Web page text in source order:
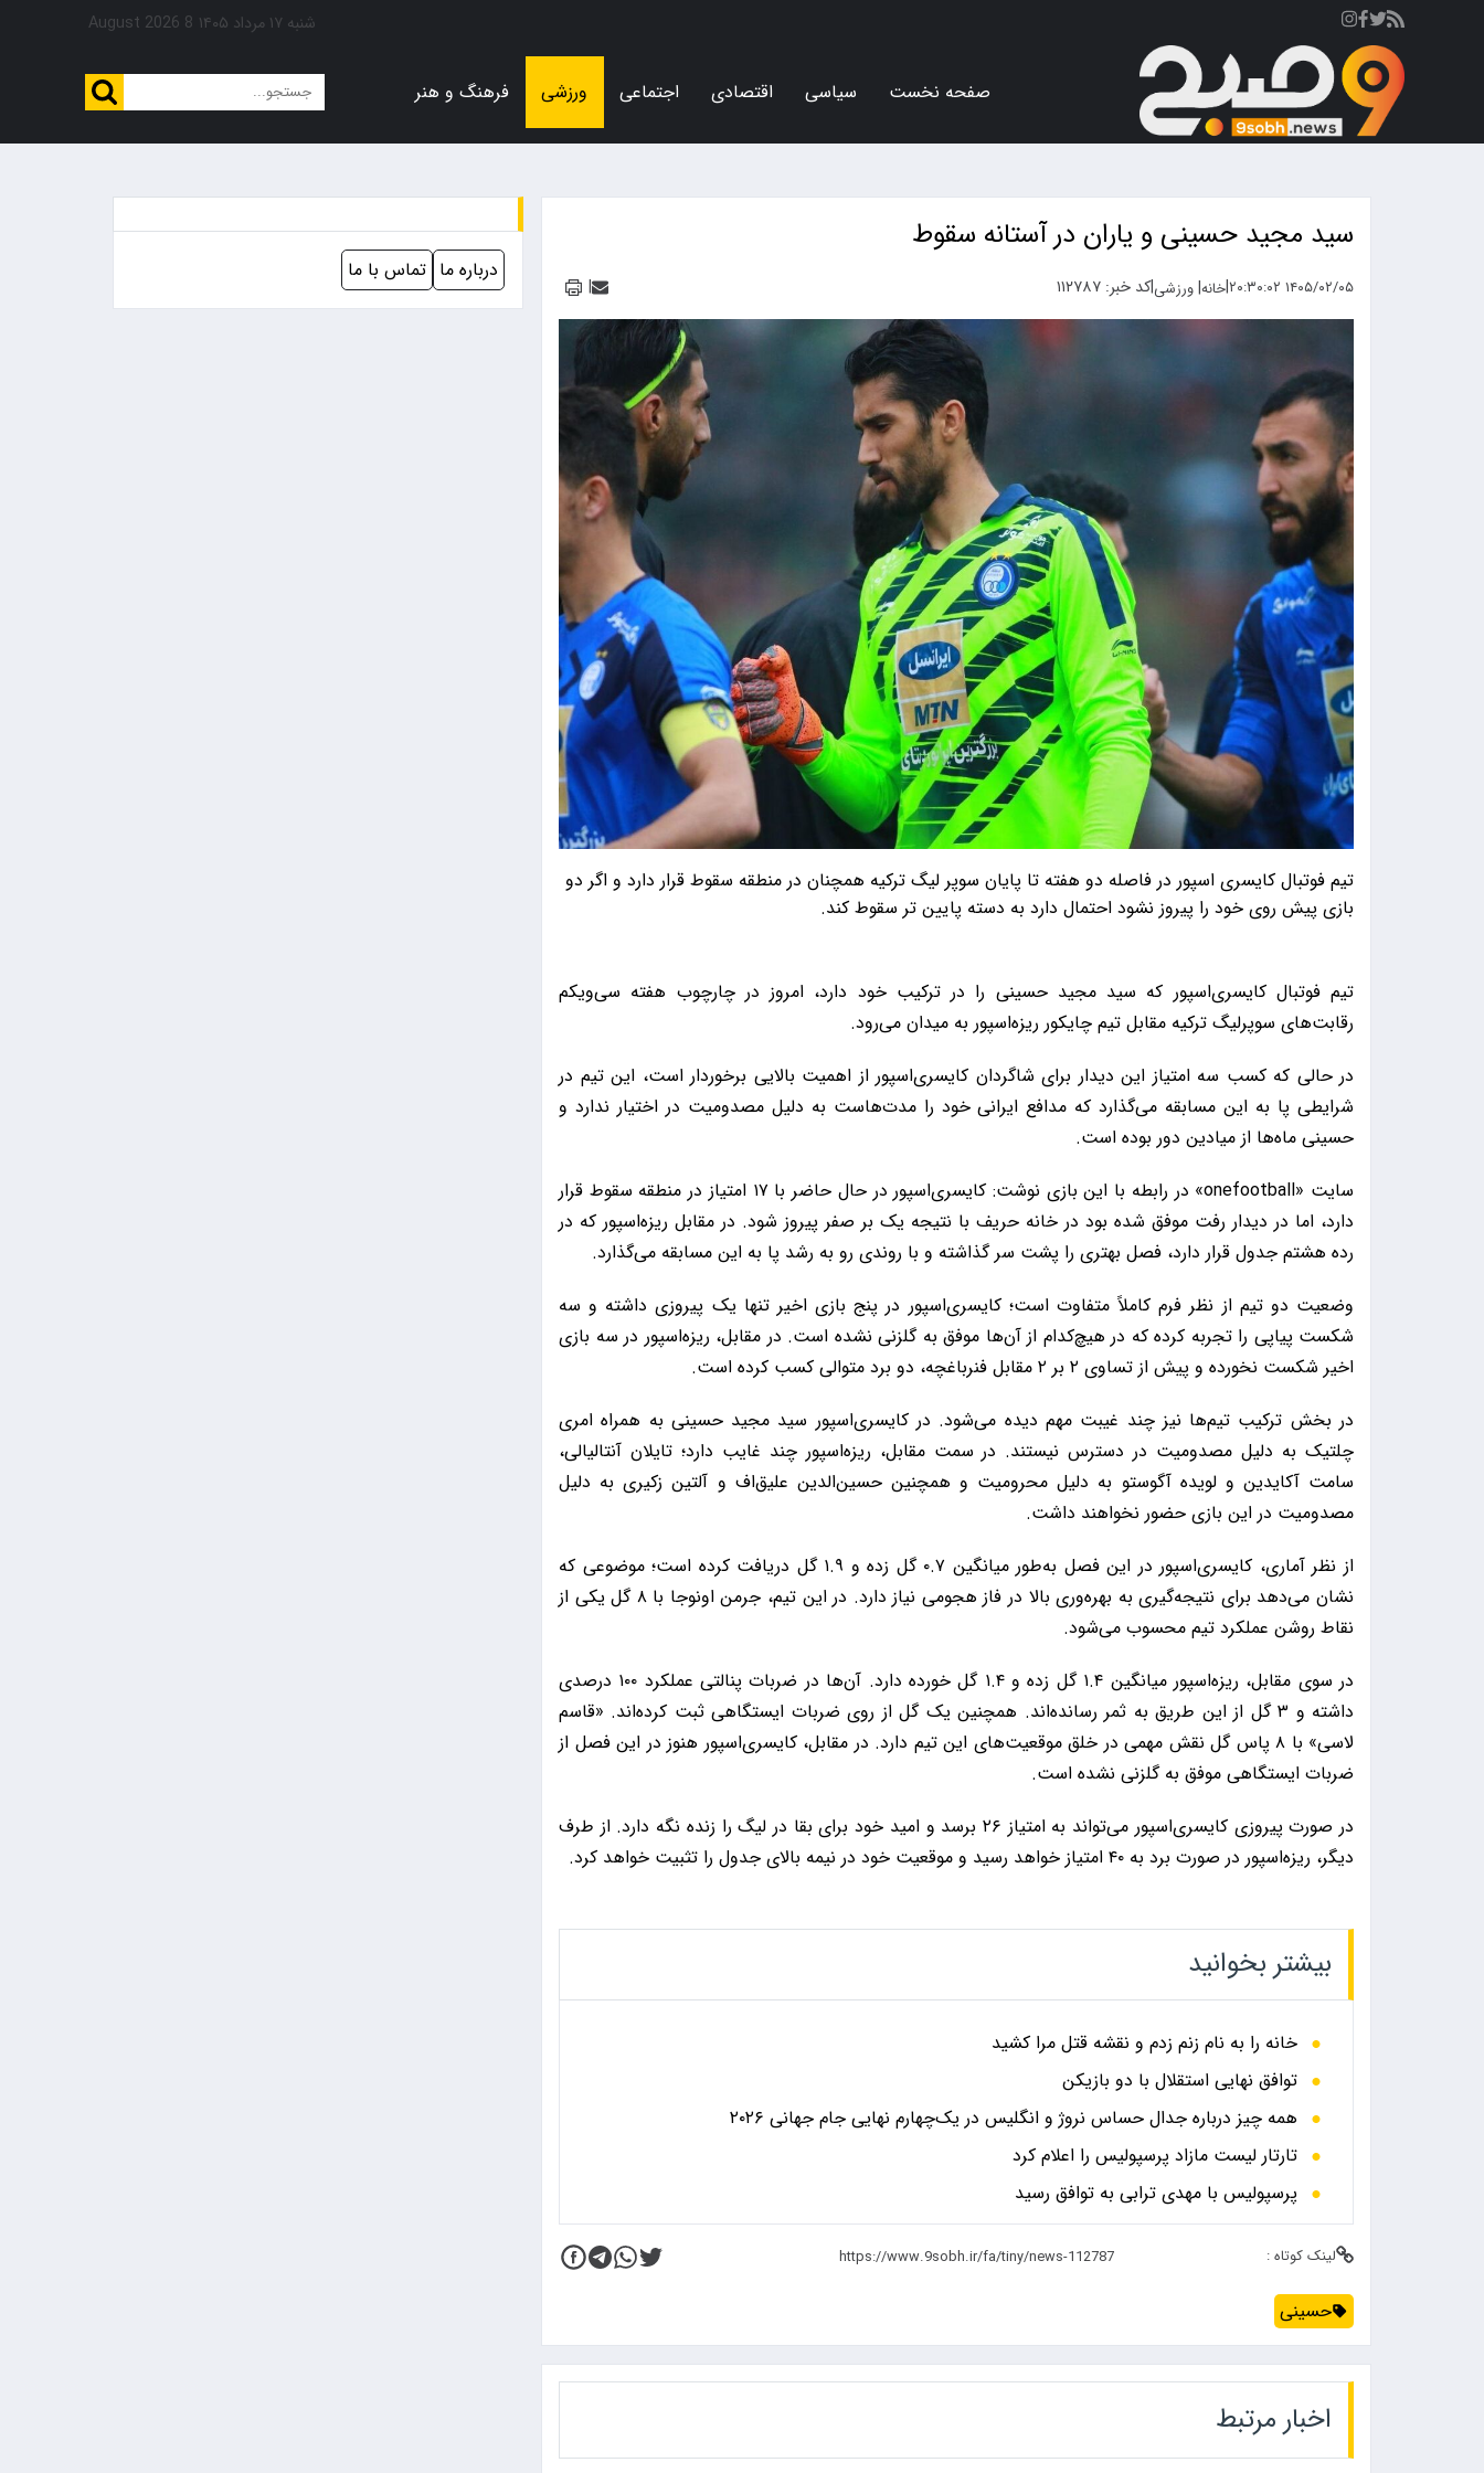
شنبه ۱۷ مرداد ۱۴۰۵ 8 August 2026
صفحه نخست سیاسی اقتصادی اجتماعی ورزشی فرهنگ و هنر
سید مجید حسینی و یاران در آستانه سقوط
۱۴۰۵/۰۲/۰۵ ۲۰:۳۰:۰۲ |خانه|ورزشی|کد خبر: ۱۱۲۷۸۷ |
تیم فوتبال کایسری اسپور در فاصله دو هفته تا پایان سوپر لیگ ترکیه همچنان در منطقه سقوط قرار دارد و اگر دو
بازی پیش روی خود را پیروز نشود احتمال دارد به دسته پایین تر سقوط کند.
تیم فوتبال کایسری‌اسپور که سید مجید حسینی را در ترکیب خود دارد، امروز در چارچوب هفته سی‌ویکم
رقابت‌های سوپرلیگ ترکیه مقابل تیم چایکور ریزه‌اسپور به میدان می‌رود.
در حالی که کسب سه امتیاز این دیدار برای شاگردان کایسری‌اسپور از اهمیت بالایی برخوردار است، این تیم در
شرایطی پا به این مسابقه می‌گذارد که مدافع ایرانی خود را مدت‌هاست به دلیل مصدومیت در اختیار ندارد و
حسینی ماه‌ها از میادین دور بوده است.
سایت «onefootball» در رابطه با این بازی نوشت: کایسری‌اسپور در حال حاضر با ۱۷ امتیاز در منطقه سقوط قرار
دارد، اما در دیدار رفت موفق شده بود در خانه حریف با نتیجه یک بر صفر پیروز شود. در مقابل ریزه‌اسپور که در
رده هشتم جدول قرار دارد، فصل بهتری را پشت سر گذاشته و با روندی رو به رشد پا به این مسابقه می‌گذارد.
وضعیت دو تیم از نظر فرم کاملاً متفاوت است؛ کایسری‌اسپور در پنج بازی اخیر تنها یک پیروزی داشته و سه
شکست پیاپی را تجربه کرده که در هیچ‌کدام از آن‌ها موفق به گلزنی نشده است. در مقابل، ریزه‌اسپور در سه بازی
اخیر شکست نخورده و پیش از تساوی ۲ بر ۲ مقابل فنرباغچه، دو برد متوالی کسب کرده است.
در بخش ترکیب تیم‌ها نیز چند غیبت مهم دیده می‌شود. در کایسری‌اسپور سید مجید حسینی به همراه امری
چلتیک به دلیل مصدومیت در دسترس نیستند. در سمت مقابل، ریزه‌اسپور چند غایب دارد؛ تایلان آنتالیالی،
سامت آکایدین و لویده آگوستو به دلیل محرومیت و همچنین حسین‌الدین علیق‌اف و آلتین زکیری به دلیل
مصدومیت در این بازی حضور نخواهند داشت.
از نظر آماری، کایسری‌اسپور در این فصل به‌طور میانگین ۰.۷ گل زده و ۱.۹ گل دریافت کرده است؛ موضوعی که
نشان می‌دهد برای نتیجه‌گیری به بهره‌وری بالا در فاز هجومی نیاز دارد. در این تیم، جرمن اونوجا با ۸ گل یکی از
نقاط روشن عملکرد تیم محسوب می‌شود.
در سوی مقابل، ریزه‌اسپور میانگین ۱.۴ گل زده و ۱.۴ گل خورده دارد. آن‌ها در ضربات پنالتی عملکرد ۱۰۰ درصدی
داشته و ۳ گل از این طریق به ثمر رسانده‌اند. همچنین یک گل از روی ضربات ایستگاهی ثبت کرده‌اند. «قاسم
لاسی» با ۸ پاس گل نقش مهمی در خلق موقعیت‌های این تیم دارد. در مقابل، کایسری‌اسپور هنوز در این فصل از
ضربات ایستگاهی موفق به گلزنی نشده است.
در صورت پیروزی کایسری‌اسپور می‌تواند به امتیاز ۲۶ برسد و امید خود برای بقا در لیگ را زنده نگه دارد. از طرف
دیگر، ریزه‌اسپور در صورت برد به ۴۰ امتیاز خواهد رسید و موقعیت خود در نیمه بالای جدول را تثبیت خواهد کرد.
بیشتر بخوانید
خانه را به نام زنم زدم و نقشه قتل مرا کشید
توافق نهایی استقلال با دو بازیکن
همه چیز درباره جدال حساس نروژ و انگلیس در یک‌چهارم نهایی جام جهانی ۲۰۲۶
تارتار لیست مازاد پرسپولیس را اعلام کرد
پرسپولیس با مهدی ترابی به توافق رسید
لینک کوتاه :
حسینی
اخبار مرتبط
درباره ما تماس با ما